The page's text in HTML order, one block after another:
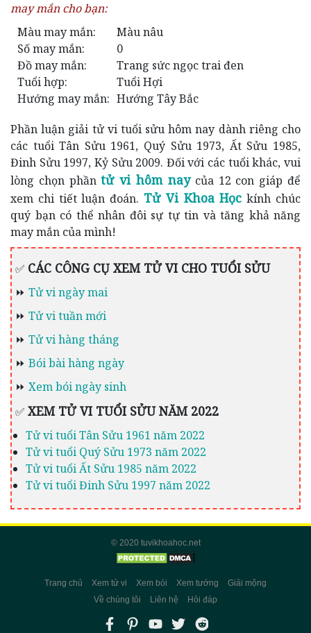
may mắn cho bạn:
Màu may mắn:
Màu nâu
Số may mắn:
0
Đồ may mắn:
Trang sức ngọc trai đen
Tuổi hợp:
Tuổi Hợi
Hướng may mắn: Hướng Tây Bắc
Phần luận giải tử vi tuổi sửu hôm nay dành riêng cho
các tuổi Tân Sửu 1961, Quý Sửu 1973, Ất Sửu 1985,
Đinh Sửu 1997, Kỷ Sửu 2009. Đối với các tuổi khác, vui
lòng chọn phầntử vi hôm naycủa 12 con giáp để
xem chi tiết luận đoán. Tử Vi Khoa Học kính chúc
quý bạn có thể nhân đôi sự tự tin và tăng khả năng
may mắn của mình!
✅ CÁC CÔNG CỤ XEM TỬ VI CHO TUỔI SỬU
⏩ Tử vi ngày mai
⏩ Tử vi tuần mới
⏩ Tử vi hàng tháng
⏩ Bói bài hàng ngày
⏩ Xem bói ngày sinh
✅ XEM TỬ VI TUỔI SỬU NĂM 2022
Tử vi tuổi Tân Sửu 1961 năm 2022
Tử vi tuổi Quý Sửu 1973 năm 2022
Tử vi tuổi Ất Sửu 1985 năm 2022
Tử vi tuổi Đinh Sửu 1997 năm 2022
© 2020 tuvikhoahoc.net
Trang chủ Xem tử vi Xem bói Xem tướng
Giải mộng
Về chúng tôi
Liên hệ Hỏi đáp